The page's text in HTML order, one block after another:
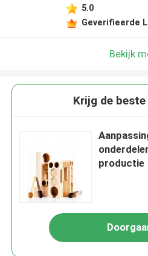
5.0
Geverifieerde
Bekijk
Krijg de
productie